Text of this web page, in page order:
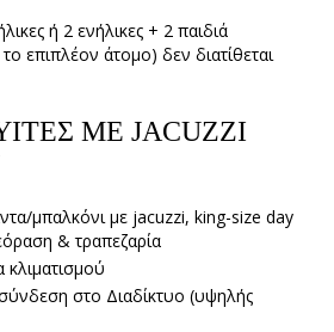
ή 2 ενήλικες + 2 παιδιά
επιπλέον άτομο) δεν διατίθεται
ΜΕ JACUZZI
μπαλκόνι με jacuzzi, king-size day
& τραπεζαρία
στο Διαδίκτυο (υψηλής